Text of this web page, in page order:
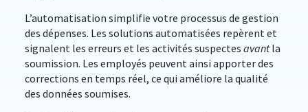
L’automatisation simplifie votre processus de gestion
des dépenses. Les solutions automatisées repèrent et
signalent les erreurs et les activités suspectes avantla
soumission. Les employés peuvent ainsi apporter des
corrections en temps réel, ce qui améliore la qualité
des données soumises.